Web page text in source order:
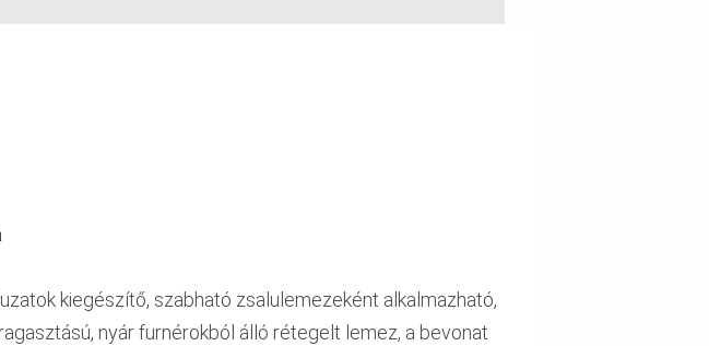
kiegészítő, szabható zsalulemezeként alkalmazható,
nyár furnérokból álló rétegelt lemez, a bevonat